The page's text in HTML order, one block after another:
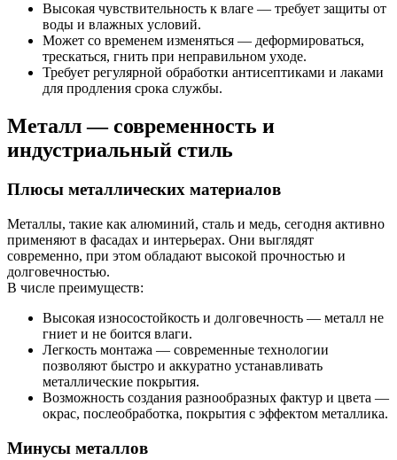
Высокая чувствительность к влаге — требует защиты от
воды и влажных условий.
Может со временем изменяться — деформироваться,
трескаться, гнить при неправильном уходе.
Требует регулярной обработки антисептиками и лаками
для продления срока службы.
Металл — современность и
индустриальный стиль
Плюсы металлических материалов
Металлы, такие как алюминий, сталь и медь, сегодня активно
применяют в фасадах и интерьерах. Они выглядят
современно, при этом обладают высокой прочностью и
долговечностью.
В числе преимуществ:
Высокая износостойкость и долговечность — металл не
гниет и не боится влаги.
Легкость монтажа — современные технологии
позволяют быстро и аккуратно устанавливать
металлические покрытия.
Возможность создания разнообразных фактур и цвета —
окрас, послеобработка, покрытия с эффектом металлика.
Минусы металлов